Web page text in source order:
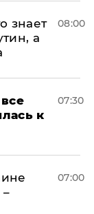
знает
а
08:00
к
07:30
07:00